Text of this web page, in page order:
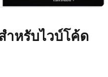
ำหรับไวบ์โค้ด